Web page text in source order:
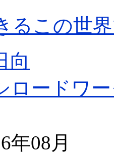
るこの世
向
ロードワ
年08月